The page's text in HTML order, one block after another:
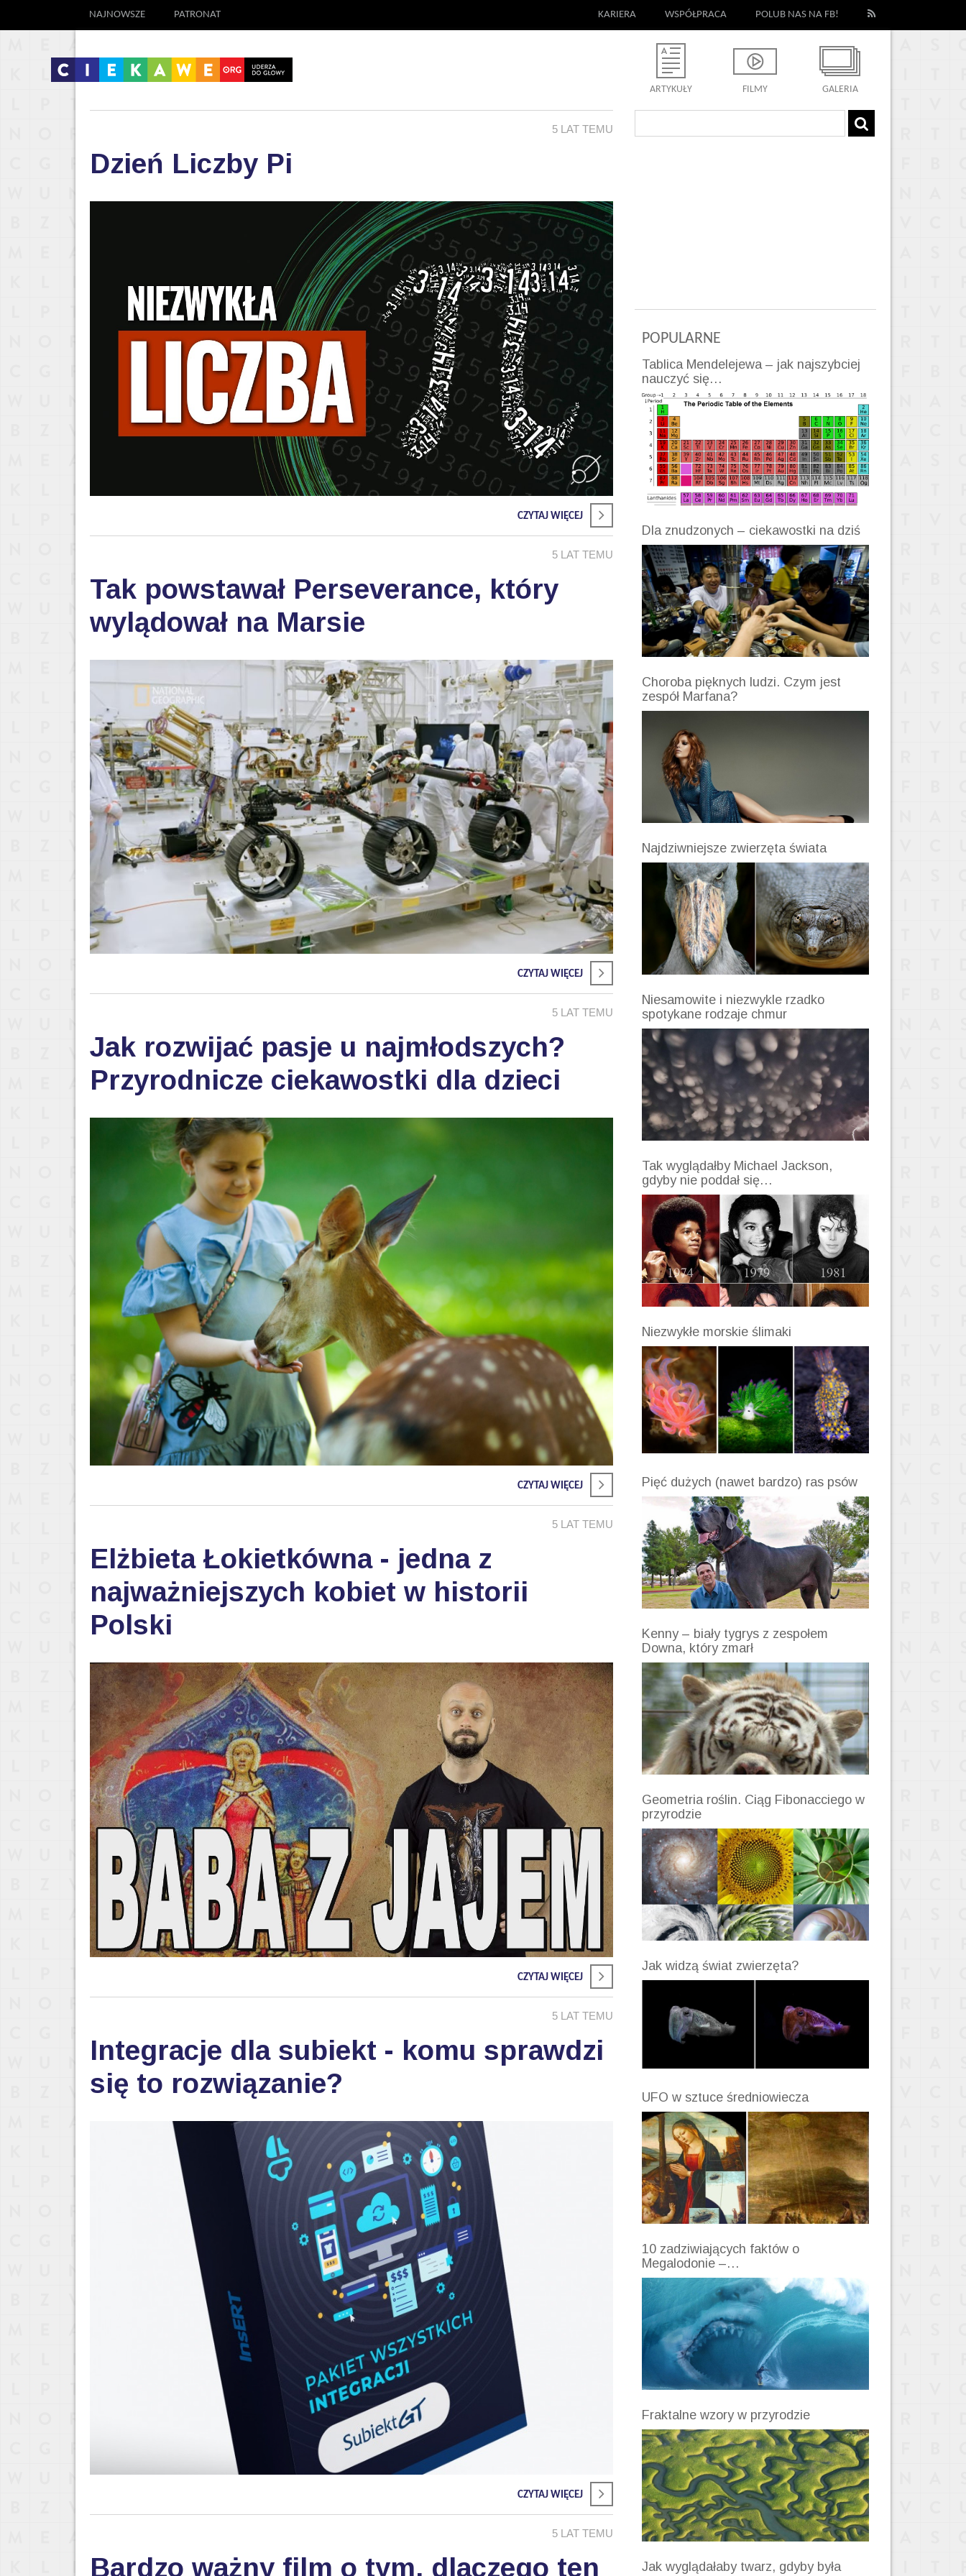
NAJNOWSZE PATRONAT KARIERA WSPÓŁPRACA POLUB NAS NA FB!
ARTYKUŁY FILMY GALERIA
5 LAT TEMU
Dzień Liczby Pi
CZYTAJ WIĘCEJ
5 LAT TEMU
Tak powstawał Perseverance, który
wylądował na Marsie
CZYTAJ WIĘCEJ
5 LAT TEMU
Jak rozwijać pasje u najmłodszych?
Przyrodnicze ciekawostki dla dzieci
CZYTAJ WIĘCEJ
5 LAT TEMU
Elżbieta Łokietkówna - jedna z
najważniejszych kobiet w historii
Polski
CZYTAJ WIĘCEJ
5 LAT TEMU
Integracje dla subiekt - komu sprawdzi
się to rozwiązanie?
CZYTAJ WIĘCEJ
5 LAT TEMU
Bardzo ważny film o tym, dlaczego ten
POPULARNE
Tablica Mendelejewa – jak najszybciej
nauczyć się…
Dla znudzonych – ciekawostki na dziś
Choroba pięknych ludzi. Czym jest
zespół Marfana?
Najdziwniejsze zwierzęta świata
Niesamowite i niezwykle rzadko
spotykane rodzaje chmur
Tak wyglądałby Michael Jackson,
gdyby nie poddał się…
Niezwykłe morskie ślimaki
Pięć dużych (nawet bardzo) ras psów
Kenny – biały tygrys z zespołem
Downa, który zmarł
Geometria roślin. Ciąg Fibonacciego w
przyrodzie
Jak widzą świat zwierzęta?
UFO w sztuce średniowiecza
10 zadziwiających faktów o
Megalodonie –…
Fraktalne wzory w przyrodzie
Jak wyglądałaby twarz, gdyby była